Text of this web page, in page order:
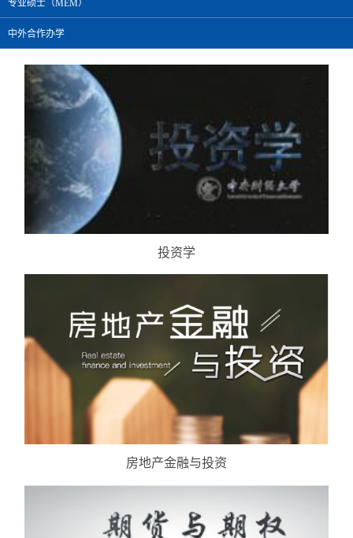
专业硕士（MEM）
中外合作办学
投资学
房地产金融与投资